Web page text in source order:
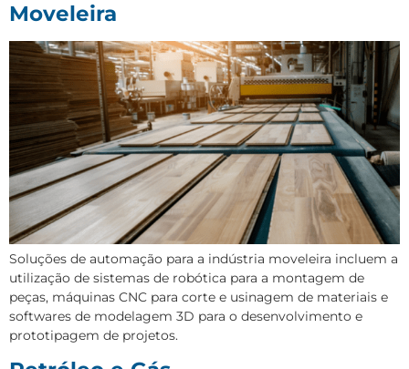
Moveleira
Soluções de automação para a indústria moveleira incluem a
utilização de sistemas de robótica para a montagem de
peças, máquinas CNC para corte e usinagem de materiais e
softwares de modelagem 3D para o desenvolvimento e
prototipagem de projetos.